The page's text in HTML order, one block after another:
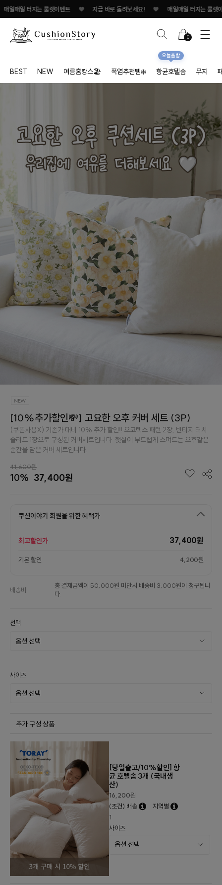
터지는 룰렛이벤트 ♥ 지금 바로 돌려보세요! ♥ 매일매일 터지는 룰렛이벤트
0
BEST NEW 여름홈캉스🏖 폭염추천템❄️ 항균호텔솜
오늘출발
무지
[10%추가할인💸] 고요한 오후 커버 세트 (3P)
(쿠폰사용X) 기존가 대비 10% 추가 할인‼️ 오코텍스 패턴 2장, 빈티지 터치
솔리드 1장으로 구성된 커버세트입니다. 햇살이 부드럽게 스며드는 오후같은
순간을 담은 커버 세트입니다.
41,600원
10% 37,400원
쿠션이야기 회원을 위한 혜택가
최고할인가 37,400원
기본 할인 4,200원
배송비
총 결제금액이 50,000원 미만시 배송비 3,000원이 청구됩니
다.
선택
사이즈
추가 구성 상품
[당일출고/10%할인] 항
균 호텔솜 3개 (국내생
산)
16,200원
(조건) 배송
지역별
1
사이즈